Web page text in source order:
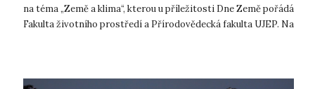
na téma „Země a klima“, kterou u příležitosti Dne Země pořádá
Fakulta životního prostředí a Přírodovědecká fakulta UJEP. Na